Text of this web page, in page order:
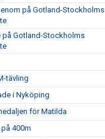
på Gotland-Stockholms
på Gotland-Stockholms
tävling
i Nyköping
för Matilda
400m